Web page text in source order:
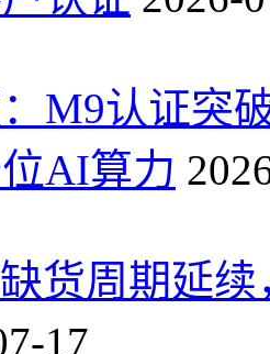
M9认证突
AI算力
货周期延
17